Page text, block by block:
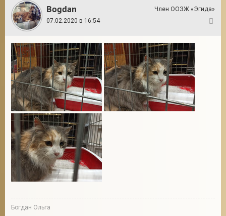
Bogdan
Член ООЗЖ «Эгида»
07.02.2020 в 16:54
Богдан Ольга